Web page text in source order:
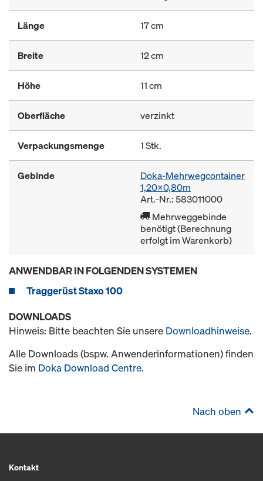
Länge 17 cm
Breite 12 cm
Höhe 11 cm
Oberfläche verzinkt
Verpackungsmenge 1 Stk.
Gebinde
Doka-Mehrwegcontainer
1,20x0,80m
Art.-Nr.: 583011000
Mehrweggebinde
benötigt (Berechnung
erfolgt im Warenkorb)
ANWENDBAR IN FOLGENDEN SYSTEMEN
Traggerüst Staxo 100
DOWNLOADS
Hinweis: Bitte beachten Sie unsere Downloadhinweise.
Alle Downloads (bspw. Anwenderinformationen) finden
Sie im Doka Download Centre.
Nach oben
Kontakt